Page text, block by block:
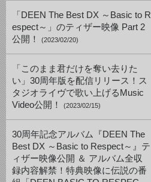
「DEEN The Best DX ～Basic to R
espect～」のティザー映像 Part 2
公開！
(2023/02/20)
「このまま君だけを奪い去りた
い」30周年版を配信リリース！ス
タジオライヴで歌い上げるMusic
Video公開！
(2023/02/15)
30周年記念アルバム『DEEN The
Best DX ～Basic to Respect～』テ
ィザー映像公開 ＆ アルバム全収
録内容解禁！特典映像に伝説の番